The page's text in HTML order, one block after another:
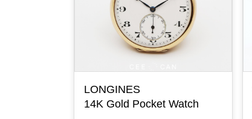
LONGINES
14K Gold Pocket Watch